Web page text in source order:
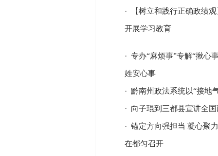
· 【树立和践行正确政绩
开展学习教育
· 专办“麻烦事”专解“揪
姓安心事
· 黔南州政法系统以“接地
· 向子琨到三都县宣讲全
· 锚定方向强担当 凝心聚
在都匀召开